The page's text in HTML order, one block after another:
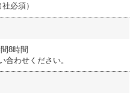
必須）
8時間
わせください。